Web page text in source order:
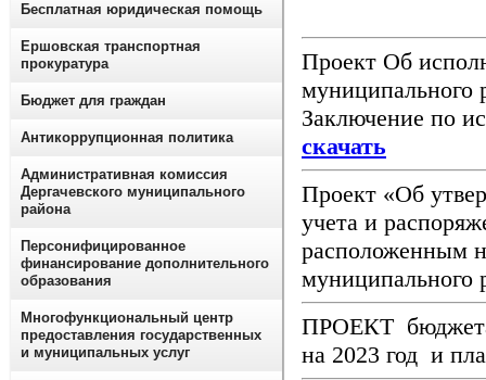
Проект Об
муниципального
Заключение по
скачать
Проект «Об
учета и
расположенным
муниципального
ПРОЕКТ бюджета
на 2023 год и
Бесплатная юридическая помощь
Ершовская транспортная
прокуратура
Бюджет для граждан
Антикоррупционная политика
Административная комиссия
Дергачевского муниципального
района
Персонифицированное
финансирование дополнительного
образования
Многофункциональный центр
предоставления государственных
и муниципальных услуг